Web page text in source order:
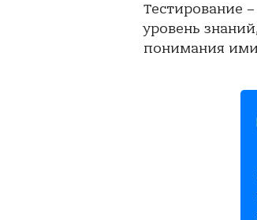
Тестирование
уровень
понимания ими